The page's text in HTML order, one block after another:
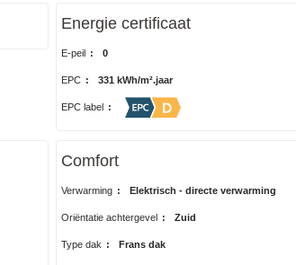
Energie certificaat
E-peil : 0
EPC : 331 kWh/m².jaar
EPC label :
Comfort
Verwarming : Elektrisch - directe verwarming
Oriëntatie achtergevel : Zuid
Type dak : Frans dak